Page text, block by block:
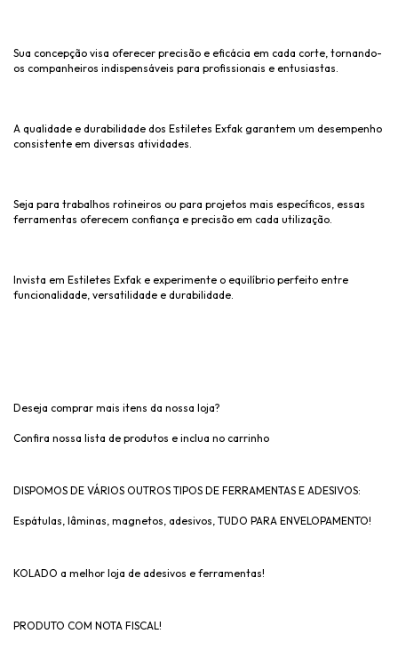
Sua concepção visa oferecer precisão e eficácia em cada corte, tornando-
os companheiros indispensáveis para profissionais e entusiastas.
A qualidade e durabilidade dos Estiletes Exfak garantem um desempenho
consistente em diversas atividades.
Seja para trabalhos rotineiros ou para projetos mais específicos, essas
ferramentas oferecem confiança e precisão em cada utilização.
Invista em Estiletes Exfak e experimente o equilíbrio perfeito entre
funcionalidade, versatilidade e durabilidade.
Deseja comprar mais itens da nossa loja?
Confira nossa lista de produtos e inclua no carrinho
DISPOMOS DE VÁRIOS OUTROS TIPOS DE FERRAMENTAS E ADESIVOS:
Espátulas, lâminas, magnetos, adesivos, TUDO PARA ENVELOPAMENTO!
KOLADO a melhor loja de adesivos e ferramentas!
PRODUTO COM NOTA FISCAL!